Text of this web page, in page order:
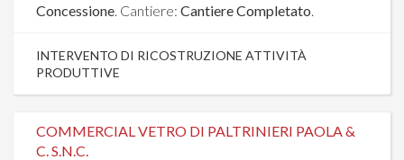
Concessione. Cantiere: Cantiere Completato.
INTERVENTO DI RICOSTRUZIONE ATTIVITÀ
PRODUTTIVE
COMMERCIAL VETRO DI PALTRINIERI PAOLA &
C. S.N.C.